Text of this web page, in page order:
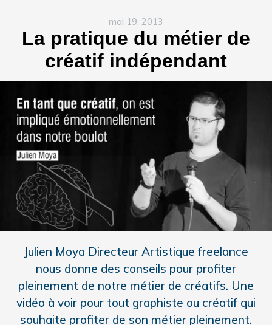
mai 19, 2013
La pratique du métier de
créatif indépendant
Julien Moya Directeur Artistique freelance
nous donne des conseils pour profiter
pleinement de notre métier de créatifs. Une
vidéo à voir pour tout graphiste ou créatif qui
souhaite profiter de son métier pleinement.